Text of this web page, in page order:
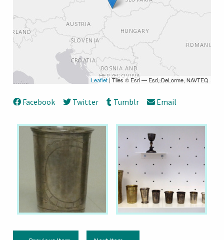
Leaflet| Tiles © Esri — Esri, DeLorme, NAVTEQ
Facebook Twitter Tumblr Email